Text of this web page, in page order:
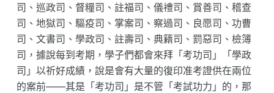
司、巡政司、督糧司、註福司、儀禮司、賞善司、稽查
司、地獄司、驅疫司、掌案司、察過司、良愿司、功曹
司、文書司、學政司、註壽司、典籍司、罰惡司、檢簿
司，據說每到考期，學子們都會來拜「考功司」「學政
司」以祈好成績，說是會有大量的復印准考證供在兩位
的案前——其是「考功司」是不管「考試功力」的，那